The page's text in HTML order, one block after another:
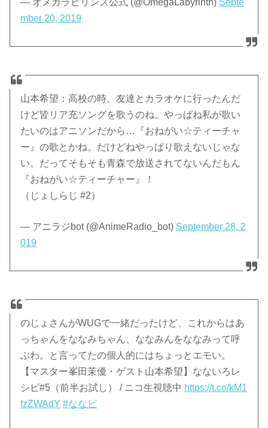
mber 20, 2019
山本希望：高校の時、友達とカラオケに行ったんだ
けど皆リア充ソングを歌うのね。やっぱね私が歌い
たいのはアニソンだから…『おねがい☆ティーチャ
ー』の歌とかね。だけどねやっぱり歌えないじゃな
い。だってそもそも青森で放送されてないんだもん
『おねがい☆ティーチャー』！
（じょしらじ #2）
— アニラジbot (@AnimeRadio_bot) September 28, 2
019
のじょさんがWUGで一緒だったけど、これからはあ
っちゃんをななみちゃん、ななみんをななみって呼
ぶわ。と言ってたの個人的にはちょっとエモい。
【マスター峯田茉優・ゲスト山本希望】なないろレ
シピ#5（前半お試し） / ニコ生視聴中 https://t.co/kM1
fzZWAdY #ななピ